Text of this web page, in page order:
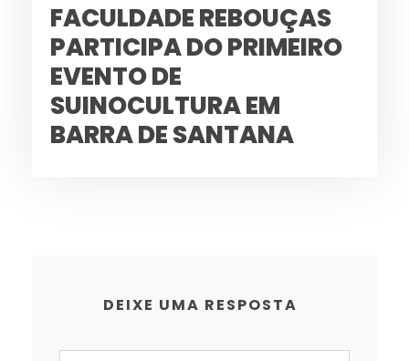
FACULDADE REBOUÇAS
PARTICIPA DO PRIMEIRO
EVENTO DE
SUINOCULTURA EM
BARRA DE SANTANA
DEIXE UMA RESPOSTA